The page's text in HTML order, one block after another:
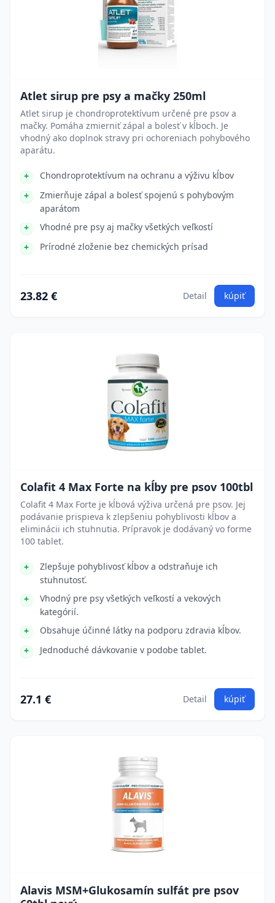
Atlet sirup pre psy a mačky 250ml
Atlet sirup je chondroprotektívum určené pre psov a
mačky. Pomáha zmierniť zápal a bolesť v kĺboch. Je
vhodný ako doplnok stravy pri ochoreniach pohybového
aparátu.
Chondroprotektívum na ochranu a výživu kĺbov
Zmierňuje zápal a bolesť spojenú s pohybovým
aparátom
Vhodné pre psy aj mačky všetkých veľkostí
Prírodné zloženie bez chemických prísad
23.82 € Detail kúpiť
Colafit 4 Max Forte na kĺby pre psov 100tbl
Colafit 4 Max Forte je kĺbová výživa určená pre psov. Jej
podávanie prispieva k zlepšeniu pohyblivosti kĺbov a
eliminácii ich stuhnutia. Prípravok je dodávaný vo forme
100 tablet.
Zlepšuje pohyblivosť kĺbov a odstraňuje ich
stuhnutosť.
Vhodný pre psy všetkých veľkostí a vekových
kategórií.
Obsahuje účinné látky na podporu zdravia kĺbov.
Jednoduché dávkovanie v podobe tablet.
27.1 € Detail kúpiť
Alavis MSM+Glukosamín sulfát pre psov